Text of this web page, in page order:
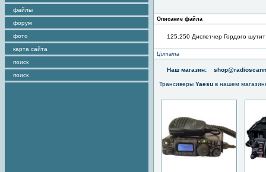
файлы
форум
фото
карта сайта
поиск
поиск
Описание файла
125.250 Диспетчер Гордого
Цитата
Наш магазин:
Трансиверы Yaesu в нашем